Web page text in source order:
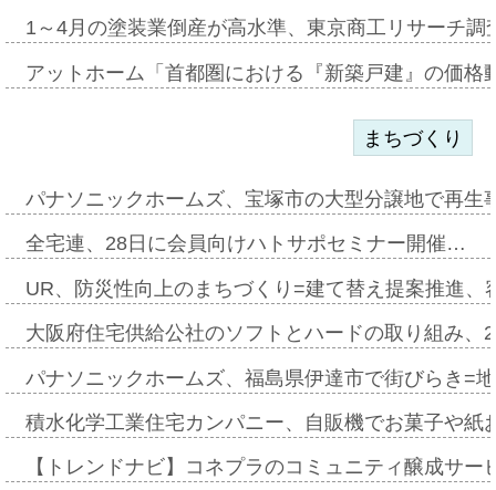
1～4月の塗装業倒産が高水準、東京商工リサーチ
アットホーム「首都圏における『新築戸建』の価
まちづくり
パナソニックホームズ、宝塚市の大型分譲地で再
全宅連、28日に会員向けハトサポセミナー開催…
UR、防災性向上のまちづくり=建て替え提案推進
大阪府住宅供給公社のソフトとハードの取り組み
パナソニックホームズ、福島県伊達市で街びらき=
積水化学工業住宅カンパニー、自販機でお菓子や
【トレンドナビ】コネプラのコミュニティ醸成サ